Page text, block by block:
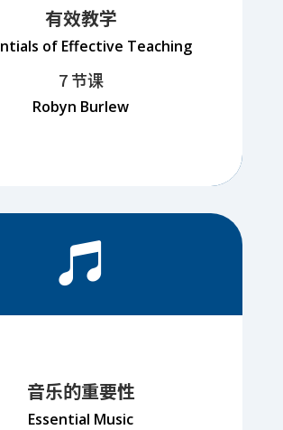
有效教学
of Effective Teaching
7 节课
Robyn Burlew

音乐的重要性
Essential Music